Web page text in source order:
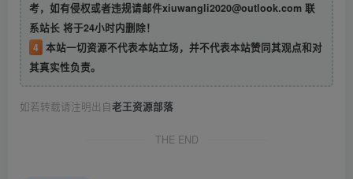
考，如有侵权或者违规请邮件xiuwangli2020@outlook.com 联
系站长 将于24小时内删除！
4 本站一切资源不代表本站立场，并不代表本站赞同其观点和对
其真实性负责。
如若转载请注明出自老王资源部落
THE END